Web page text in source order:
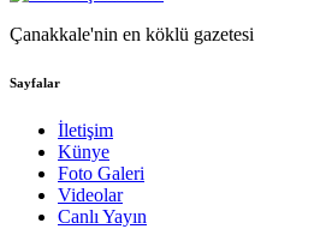
Çanakkale'nin en köklü gazetesi
Sayfalar
İletişim
Künye
Foto Galeri
Videolar
Canlı Yayın